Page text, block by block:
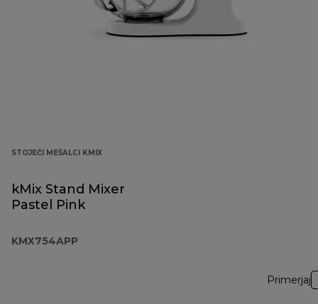
STOJEČI MEŠALCI KMIX
kMix Stand Mixer
Pastel Pink
KMX754APP
Primerjaj